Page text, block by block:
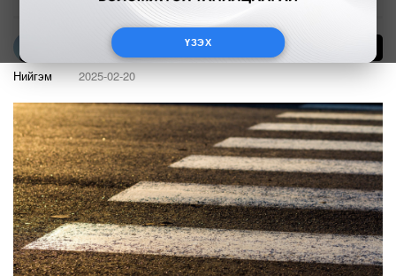
ҮЗЭХ
Л.Амарцэцэг
Нийгэм 2025-02-20